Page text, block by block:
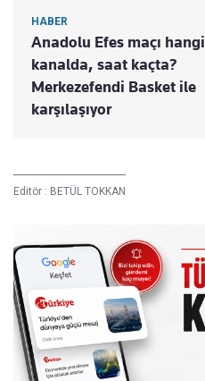
HABER
Anadolu Efes maçı hangi
kanalda, saat kaçta?
Merkezefendi Basket ile
karşılaşıyor
Editör : BETÜL TOKKAN